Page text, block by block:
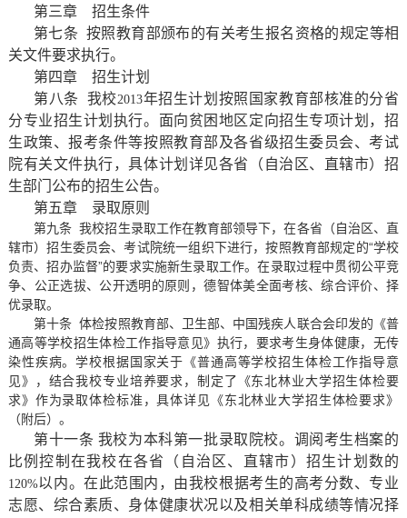
第三章
招生条件
第七条 按照教育部颁布的有关考生报名资格的规定等相
关文件要求执行。
第四章
招生计划
第八条
我校2013年招生计划按照国家教育部核准的分省
分专业招生计划执行。面向贫困地区定向招生专项计划，招
生政策、报考条件等按照教育部及各省级招生委员会、考试
院有关文件执行，具体计划详见各省（自治区、直辖市）招
生部门公布的招生公告。
第五章
录取原则
第九条 我校招生录取工作在教育部领导下，在各省（自治区、直
辖市）招生委员会、考试院统一组织下进行，按照教育部规定的“学校
负责、招办监督”的要求实施新生录取工作。在录取过程中贯彻公平竞
争、公正选拔、公开透明的原则，德智体美全面考核、综合评价、择
优录取。
第十条 体检按照教育部、卫生部、中国残疾人联合会印发的《普
通高等学校招生体检工作指导意见》执行， 要求考生身体健康，无传
染性疾病。学校根据国家关于《普通高等学校招生体检工作指导意
见》，结合我校专业培养要求，制定了《东北林业大学招生体检要
求》作为录取体检标准，具体详见《东北林业大学招生体检要求》
（附后）。
第十一条 我校为本科第一批录取院校。调阅考生档案的
比例控制在我校在各省（自治区、直辖市）招生计划数的
120%以内。在此范围内，由我校根据考生的高考分数、专业
志愿、综合素质、身体健康状况以及相关单科成绩等情况择